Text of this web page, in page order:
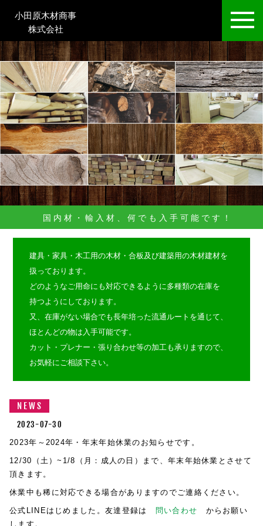
小田原木材商事
株式会社
国内材・輸入材、何でも入手可能です！
建具・家具・木工用の木材・合板及び建築用の木材建材を
扱っております。
どのようなご用命にも対応できるように多種類の在庫を
持つようにしております。
又、在庫がない場合でも長年培った流通ルートを通じて、
ほとんどの物は入手可能です。
カット・プレナー・張り合わせ等の加工も承りますので、
お気軽にご相談下さい。
NEWS
2023-07-30
2023年～2024年・年末年始休業のお知らせです。
12/30（土）~1/8（月：成人の日）まで、年末年始休業とさせて
頂きます。
休業中も稀に対応できる場合がありますのでご連絡ください。
公式LINEはじめました。友達登録は 問い合わせ からお願い
します。